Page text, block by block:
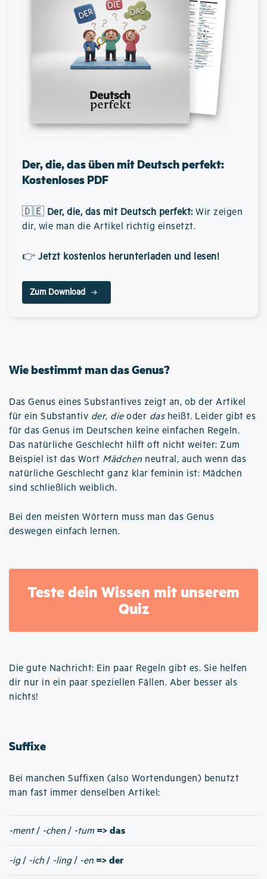
Der, die, das üben mit Deutsch perfekt:
Kostenloses PDF
🇩🇪 Der, die, das mit Deutsch perfekt: Wir zeigen
dir, wie man die Artikel richtig einsetzt.
👉 Jetzt kostenlos herunterladen und lesen!
Zum Download
Wie bestimmt man das Genus?
Das Genus eines Substantives zeigt an, ob der Artikel
für ein Substantiv der, dieoder dasheißt. Leider gibt es
für das Genus im Deutschen keine einfachen Regeln.
Das natürliche Geschlecht hilft oft nicht weiter: Zum
Beispiel ist das Wort Mädchen neutral, auch wenn das
natürliche Geschlecht ganz klar feminin ist: Mädchen
sind schließlich weiblich.
Bei den meisten Wörtern muss man das Genus
deswegen einfach lernen.
Teste dein Wissen mit unserem
Quiz
Die gute Nachricht: Ein paar Regeln gibt es. Sie helfen
dir nur in ein paar speziellen Fällen. Aber besser als
nichts!
Suffixe
Bei manchen Suffixen (also Wortendungen) benutzt
man fast immer denselben Artikel:
-ment/ -chen / -tum => das
-ig/ -ich / -ling/ -en => der